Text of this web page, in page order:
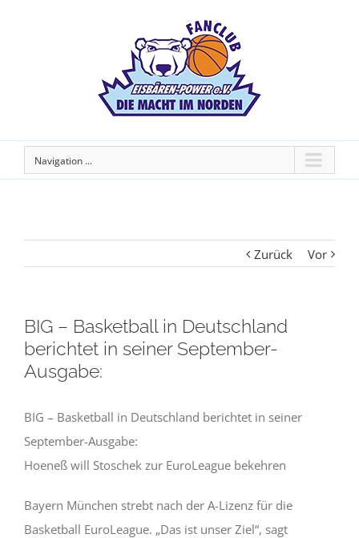
Navigation ...
Zurück Vor
BIG – Basketball in Deutschland
berichtet in seiner September-
Ausgabe:
BIG – Basketball in Deutschland berichtet in seiner
September-Ausgabe:
Hoeneß will Stoschek zur EuroLeague bekehren
Bayern München strebt nach der A-Lizenz für die
Basketball EuroLeague. „Das ist unser Ziel“, sagt